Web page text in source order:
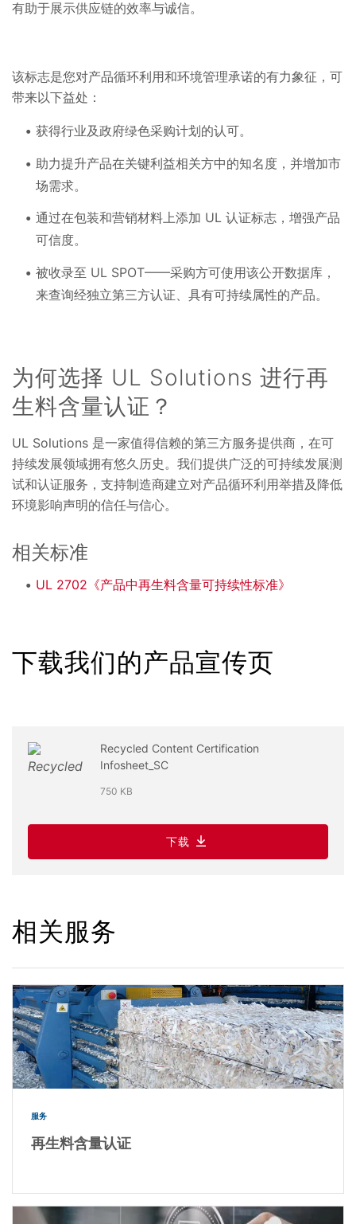
有助于展示供应链的效率与诚信。
该标志是您对产品循环利用和环境管理承诺的有力象征，可
带来以下益处：
获得行业及政府绿色采购计划的认可。
助力提升产品在关键利益相关方中的知名度，并增加市
场需求。
通过在包装和营销材料上添加 UL 认证标志，增强产品
可信度。
被收录至 UL SPOT——采购方可使用该公开数据库，
来查询经独立第三方认证、具有可持续属性的产品。
为何选择 UL Solutions 进行再
生料含量认证？
UL Solutions 是一家值得信赖的第三方服务提供商，在可
持续发展领域拥有悠久历史。我们提供广泛的可持续发展测
试和认证服务，支持制造商建立对产品循环利用举措及降低
环境影响声明的信任与信心。
相关标准
UL 2702《产品中再生料含量可持续性标准》
下载我们的产品宣传页
Recycled Content Certification
Infosheet_SC
750 KB
下载
相关服务
服务
再生料含量认证